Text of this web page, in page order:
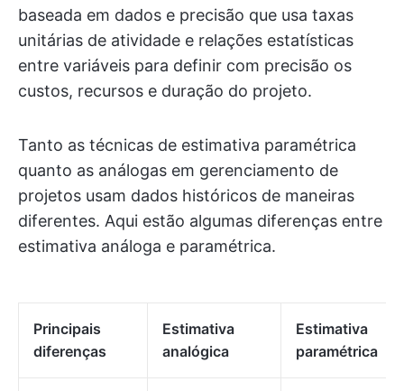
baseada em dados e precisão que usa taxas
unitárias de atividade e relações estatísticas
entre variáveis para definir com precisão os
custos, recursos e duração do projeto.
Tanto as técnicas de estimativa paramétrica
quanto as análogas em gerenciamento de
projetos usam dados históricos de maneiras
diferentes. Aqui estão algumas diferenças entre
estimativa análoga e paramétrica.
Principais
diferenças
Estimativa
analógica
Estimativa
paramétrica